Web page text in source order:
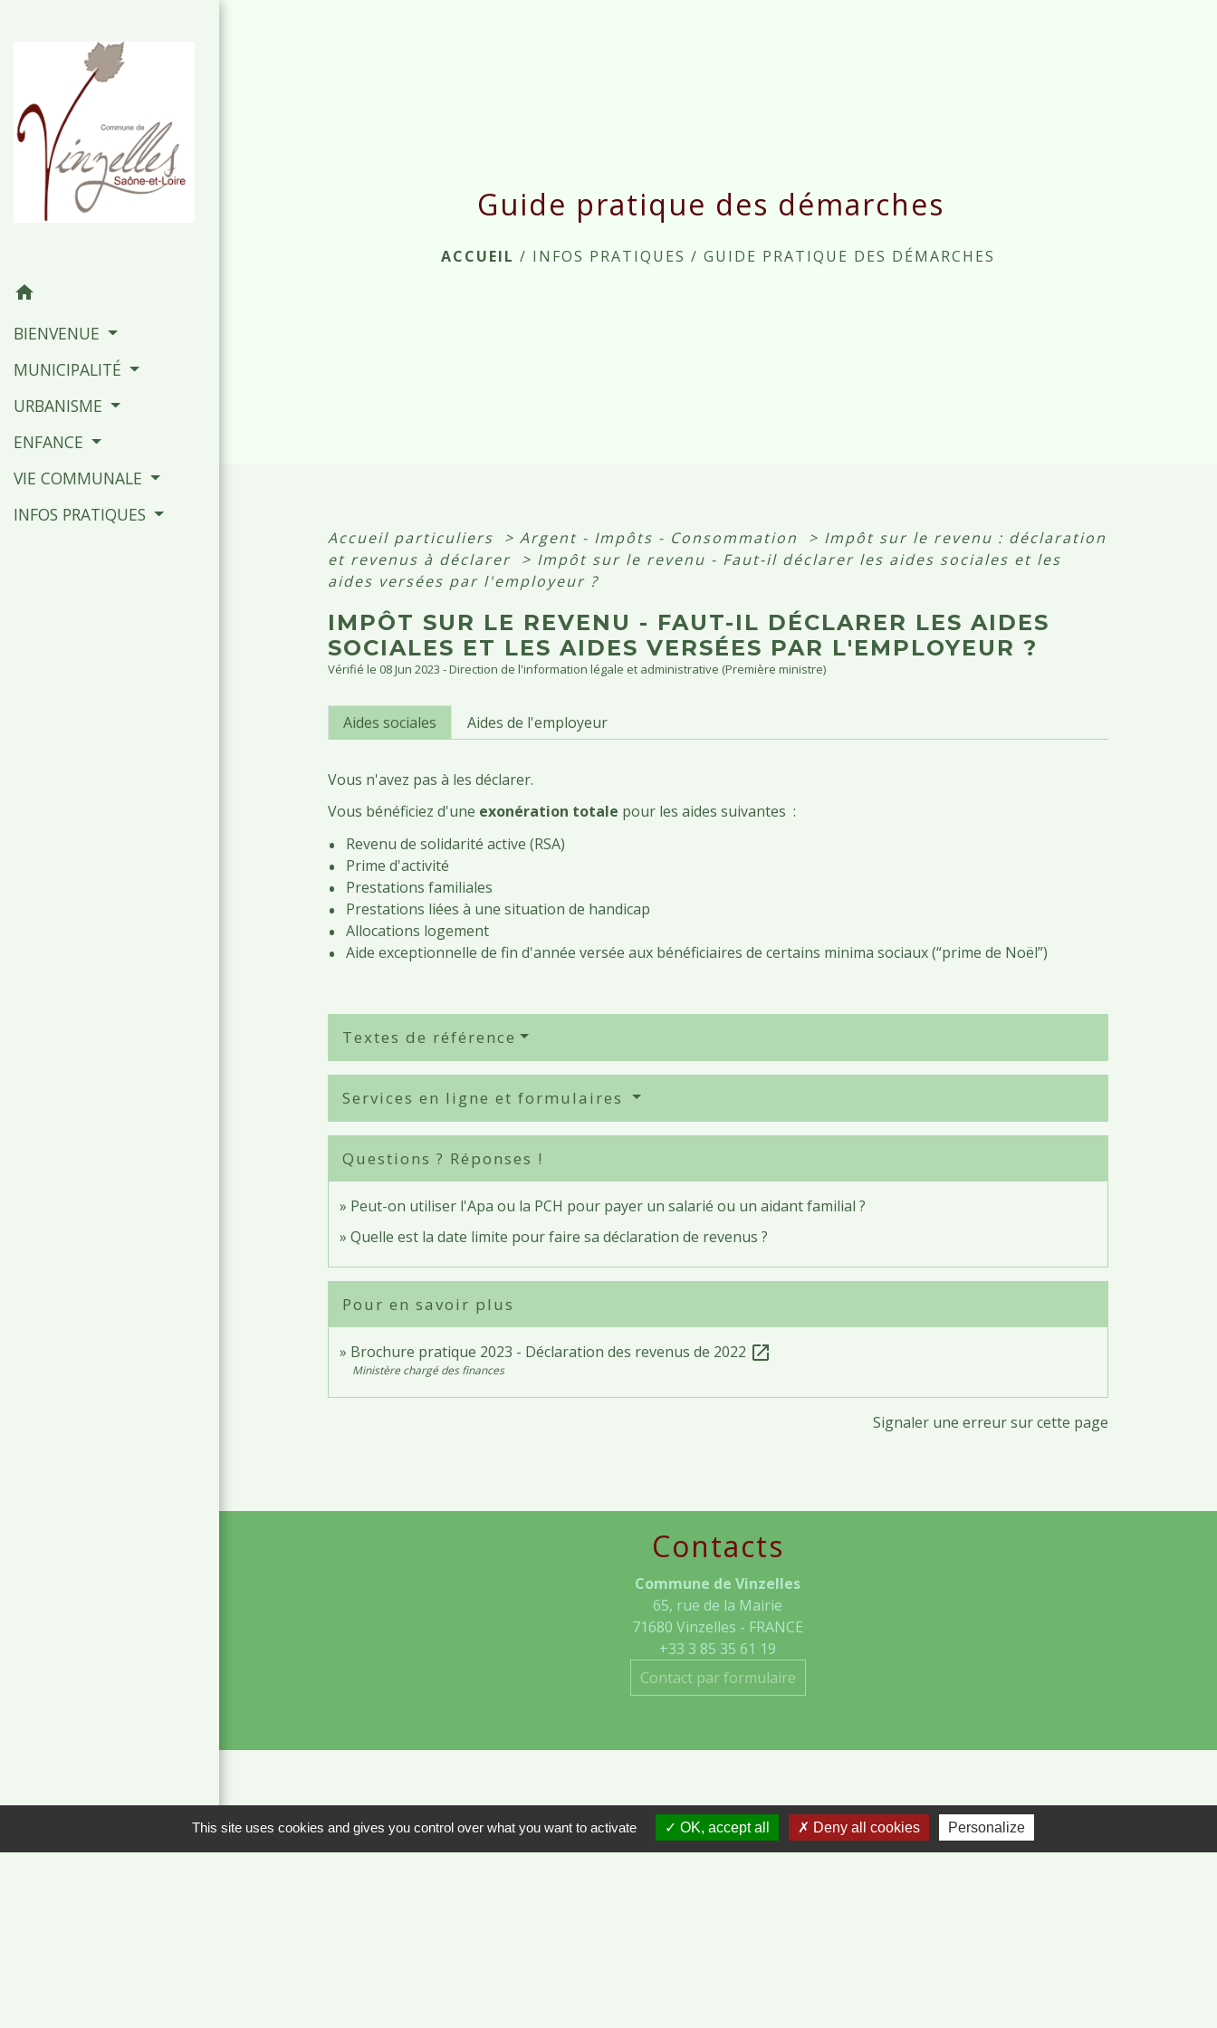
home
BIENVENUE
MUNICIPALITÉ
URBANISME
ENFANCE
VIE COMMUNALE
INFOS PRATIQUES
Guide pratique des démarches
ACCUEIL / INFOS PRATIQUES / GUIDE PRATIQUE DES DÉMARCHES
Accueil particuliers > Argent - Impôts - Consommation > Impôt sur le revenu : déclaration
et revenus à déclarer > Impôt sur le revenu - Faut-il déclarer les aides sociales et les
aides versées par l'employeur ?
IMPÔT SUR LE REVENU - FAUT-IL DÉCLARER LES AIDES
SOCIALES ET LES AIDES VERSÉES PAR L'EMPLOYEUR ?
Vérifié le 08 Jun 2023 - Direction de l'information légale et administrative (Première ministre)
Aides sociales Aides de l'employeur
Vous n'avez pas à les déclarer.
Vous bénéficiez d'une exonération totale pour les aides suivantes :
Revenu de solidarité active (RSA)
Prime d'activité
Prestations familiales
Prestations liées à une situation de handicap
Allocations logement
Aide exceptionnelle de fin d'année versée aux bénéficiaires de certains minima sociaux (“prime de Noël”)
Textes de référence
Services en ligne et formulaires
Questions ? Réponses !
Peut-on utiliser l'Apa ou la PCH pour payer un salarié ou un aidant familial ?
Quelle est la date limite pour faire sa déclaration de revenus ?
Pour en savoir plus
Brochure pratique 2023 - Déclaration des revenus de 2022 open_in_new
Ministère chargé des finances
Signaler une erreur sur cette page
Contacts
Commune de Vinzelles
65, rue de la Mairie
71680 Vinzelles - FRANCE
+33 3 85 35 61 19
Contact par formulaire
Liens
This site uses cookies and gives you control over what you want to activate OK, accept all Deny all cookies Personalize